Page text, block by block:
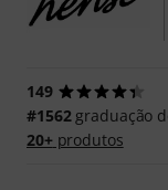
149
#1562graduação
20+produtos